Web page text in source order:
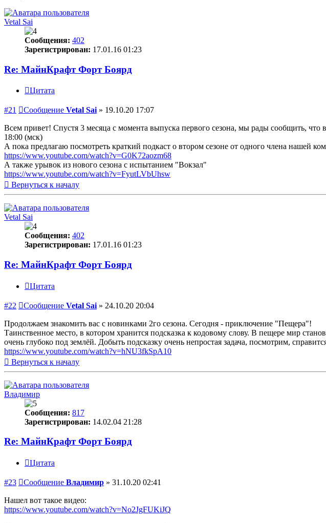
Vetal Sai
Сообщения: 402
Зарегистрирован: 17.01.16 01:23
Re: МайнКрафт Форт Боярд
Цитата
#21 Сообщение Vetal Sai » 19.10.20 17:07
Всем привет! Спустя 3 месяца с момента выпуска первого сезона, мы рады сообщить, что
18:00 (мск)
А пока предлагаю посмотреть краткий подкаст о втором сезоне от одного члена нашей
https://www.youtube.com/watch?v=G0K72aozm68
А также урывок из нового сезона с испытанием "Вокзал"
https://www.youtube.com/watch?v=FyutLVbUhsw
Вернуться к началу
Vetal Sai
Сообщения: 402
Зарегистрирован: 17.01.16 01:23
Re: МайнКрафт Форт Боярд
Цитата
#22 Сообщение Vetal Sai » 24.10.20 20:04
Продолжаем знакомить вас с новинками 2го сезона. Сегодня - приключение "Пещера"!
Таинственное место, в котором хранится подсказка к кодовому слову. В пещере мир
очень глубоко под землёй. Добыть подсказку очень непростая задача, посмотрим,
https://www.youtube.com/watch?v=hNU3fkSpA10
Вернуться к началу
Владимир
Сообщения: 817
Зарегистрирован: 14.02.04 21:28
Re: МайнКрафт Форт Боярд
Цитата
#23 Сообщение Владимир » 31.10.20 02:41
Нашел вот такое видео:
https://www.youtube.com/watch?v=No2JgFUKiJQ